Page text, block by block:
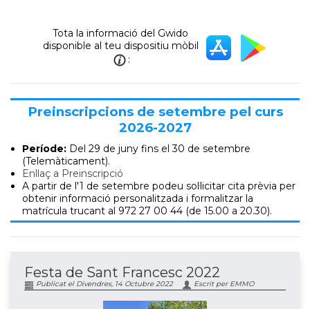
Tota la informació del Gwido
disponible al teu dispositiu mòbil
:
Preinscripcions de setembre pel curs
2026-2027
Període: Del 29 de juny fins el 30 de setembre
(Telemàticament).
Enllaç a Preinscripció
A partir de l'1 de setembre podeu sol·licitar cita prèvia per
obtenir informació personalitzada i formalitzar la
matrícula trucant al 972 27 00 44 (de 15.00 a 20.30).
Festa de Sant Francesc 2022
Publicat el Divendres, 14 Octubre 2022 Escrit per EMMO